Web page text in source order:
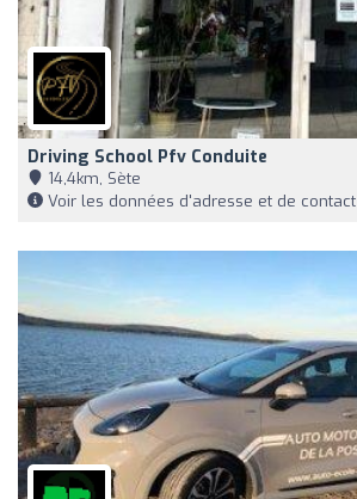
Driving School Pfv Conduite
14,4km, Sète
Voir les données d'adresse et de contact